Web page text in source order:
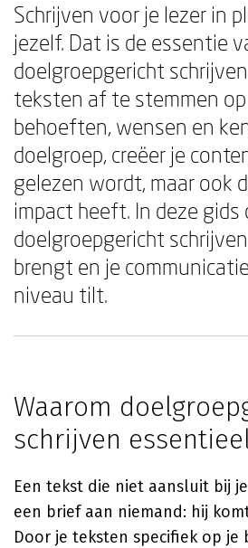
Schrijven voor je lezer in
jezelf. Dat is de essentie
doelgroepgericht
teksten af te stemmen
behoeften, wensen en
doelgroep, creëer je
gelezen wordt, maar ook
impact heeft. In deze gids
doelgroepgericht
brengt en je
niveau tilt.
Waarom
schrijven
Een tekst die niet aansluit bij
een brief aan niemand: hij
Door je teksten specifiek op je